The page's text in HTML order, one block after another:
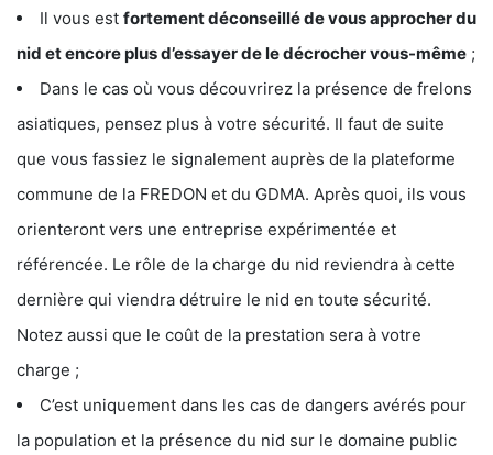
Il vous est fortement déconseillé de vous approcher du
nid et encore plus d’essayer de le décrocher vous-même ;
Dans le cas où vous découvrirez la présence de frelons
asiatiques, pensez plus à votre sécurité. Il faut de suite
que vous fassiez le signalement auprès de la plateforme
commune de la FREDON et du GDMA. Après quoi, ils vous
orienteront vers une entreprise expérimentée et
référencée. Le rôle de la charge du nid reviendra à cette
dernière qui viendra détruire le nid en toute sécurité.
Notez aussi que le coût de la prestation sera à votre
charge ;
C’est uniquement dans les cas de dangers avérés pour
la population et la présence du nid sur le domaine public